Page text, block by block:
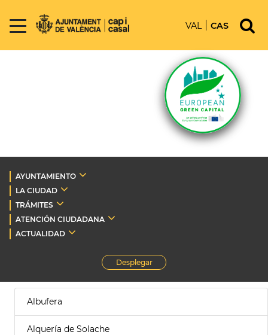
VAL CAS
AYUNTAMIENTO
LA CIUDAD
TRÁMITES
ATENCIÓN CIUDADANA
ACTUALIDAD
Desplegar
Albufera
Alquería de Solache